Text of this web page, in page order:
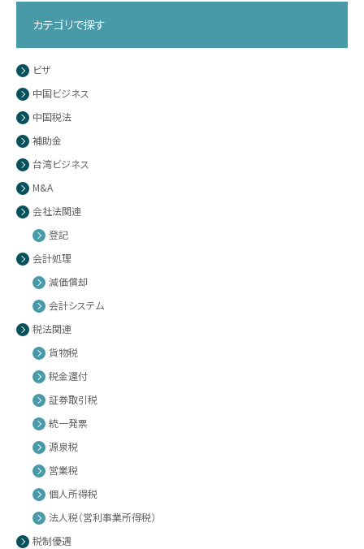
カテゴリで探す
ビザ
中国ビジネス
中国税法
補助金
台湾ビジネス
M&A
会社法関連
登記
会計処理
減価償却
会計システム
税法関連
貨物税
税金還付
証券取引税
統一発票
源泉税
営業税
個人所得税
法人税（営利事業所得税）
税制優遇